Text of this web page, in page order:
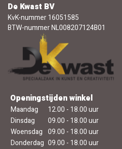
De Kwast BV
KvK-nummer 16051585
BTW-nummer NL008207124B01
Openingstijden winkel
Maandag
12.00 - 18.00 uur
Dinsdag
09.00 - 18.00 uur
Woensdag 09.00 - 18.00 uur
Donderdag 09.00 - 18.00 uur